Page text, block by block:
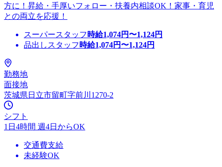
方に！昇給・手厚いフォロー・扶養内相談OK！家事・育児
との両立を応援！
スーパースタッフ 時給1,074円〜1,124円
品出しスタッフ 時給1,074円〜1,124円
勤務地
面接地
茨城県日立市留町字前川1270-2
シフト
1日4時間 週4日からOK
交通費支給
未経験OK